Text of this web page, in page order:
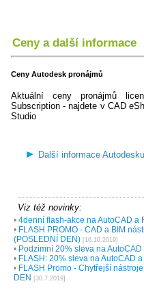
Ceny a další informace
Ceny Autodesk pronájmů
Aktuální ceny pronájmů
Subscription - najdete v CAD
Studio
Další informace
Viz též novinky:
• 4denní flash-akce na AutoCAD a
• FLASH PROMO - CAD a BIM
(POSLEDNÍ DEN) [16.10.2019]
• Podzimní 20% sleva na AutoCAD
• FLASH: 20% sleva na AutoCAD
• FLASH Promo - Chytřejší
DEN [30.7.2019]